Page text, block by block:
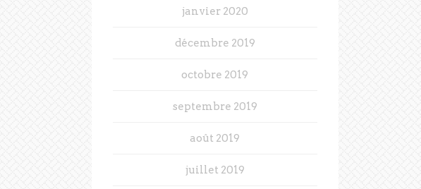
janvier 2020
décembre 2019
octobre 2019
septembre 2019
août 2019
juillet 2019